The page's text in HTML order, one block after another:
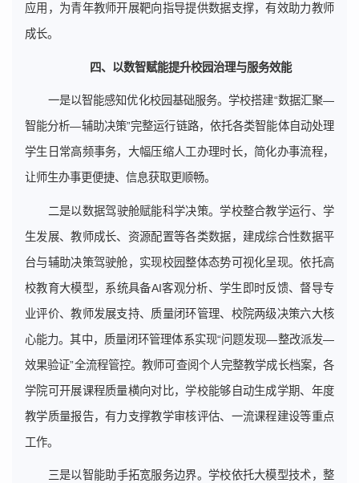
应用，为青年教师开展靶向指导提供数据支撑，有效助力教师
成长。
四、以数智赋能提升校园治理与服务效能
一是以智能感知优化校园基础服务。学校搭建“数据汇聚—
智能分析—辅助决策”完整运行链路，依托各类智能体自动处理
学生日常高频事务，大幅压缩人工办理时长，简化办事流程，
让师生办事更便捷、信息获取更顺畅。
二是以数据驾驶舱赋能科学决策。学校整合教学运行、学
生发展、教师成长、资源配置等各类数据，建成综合性数据平
台与辅助决策驾驶舱，实现校园整体态势可视化呈现。依托高
校教育大模型，系统具备AI客观分析、学生即时反馈、督导专
业评价、教师发展支持、质量闭环管理、校院两级决策六大核
心能力。其中，质量闭环管理体系实现“问题发现—整改派发—
效果验证”全流程管控。教师可查阅个人完整教学成长档案，各
学院可开展课程质量横向对比，学校能够自动生成学期、年度
教学质量报告，有力支撑教学审核评估、一流课程建设等重点
工作。
三是以智能助手拓宽服务边界。学校依托大模型技术，整